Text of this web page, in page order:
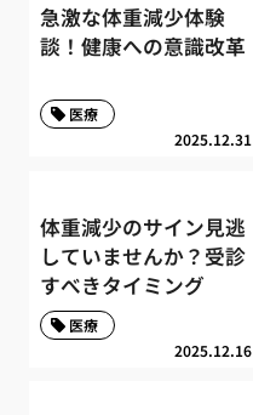
急激な体重減少体験
談！健康への意識改革
2025.12.31
医療
体重減少のサイン見逃
していませんか？受診
すべきタイミング
2025.12.16
医療